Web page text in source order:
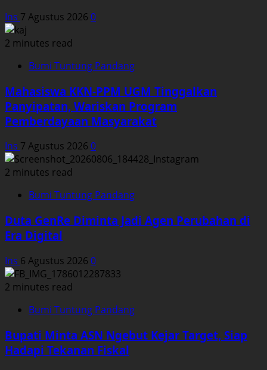
Ins 7 Agustus 2026 0
2 minutes read
Bumi Tuntung Pandang
Mahasiswa KKN-PPM UGM Tinggalkan
Panyipatan, Wariskan Program
Pemberdayaan Masyarakat
Ins 7 Agustus 2026 0
2 minutes read
Bumi Tuntung Pandang
Duta GenRe Diminta Jadi Agen Perubahan di
Era Digital
Ins 6 Agustus 2026 0
2 minutes read
Bumi Tuntung Pandang
Bupati Minta ASN Ngebut Kejar Target, Siap
Hadapi Tekanan Fiskal